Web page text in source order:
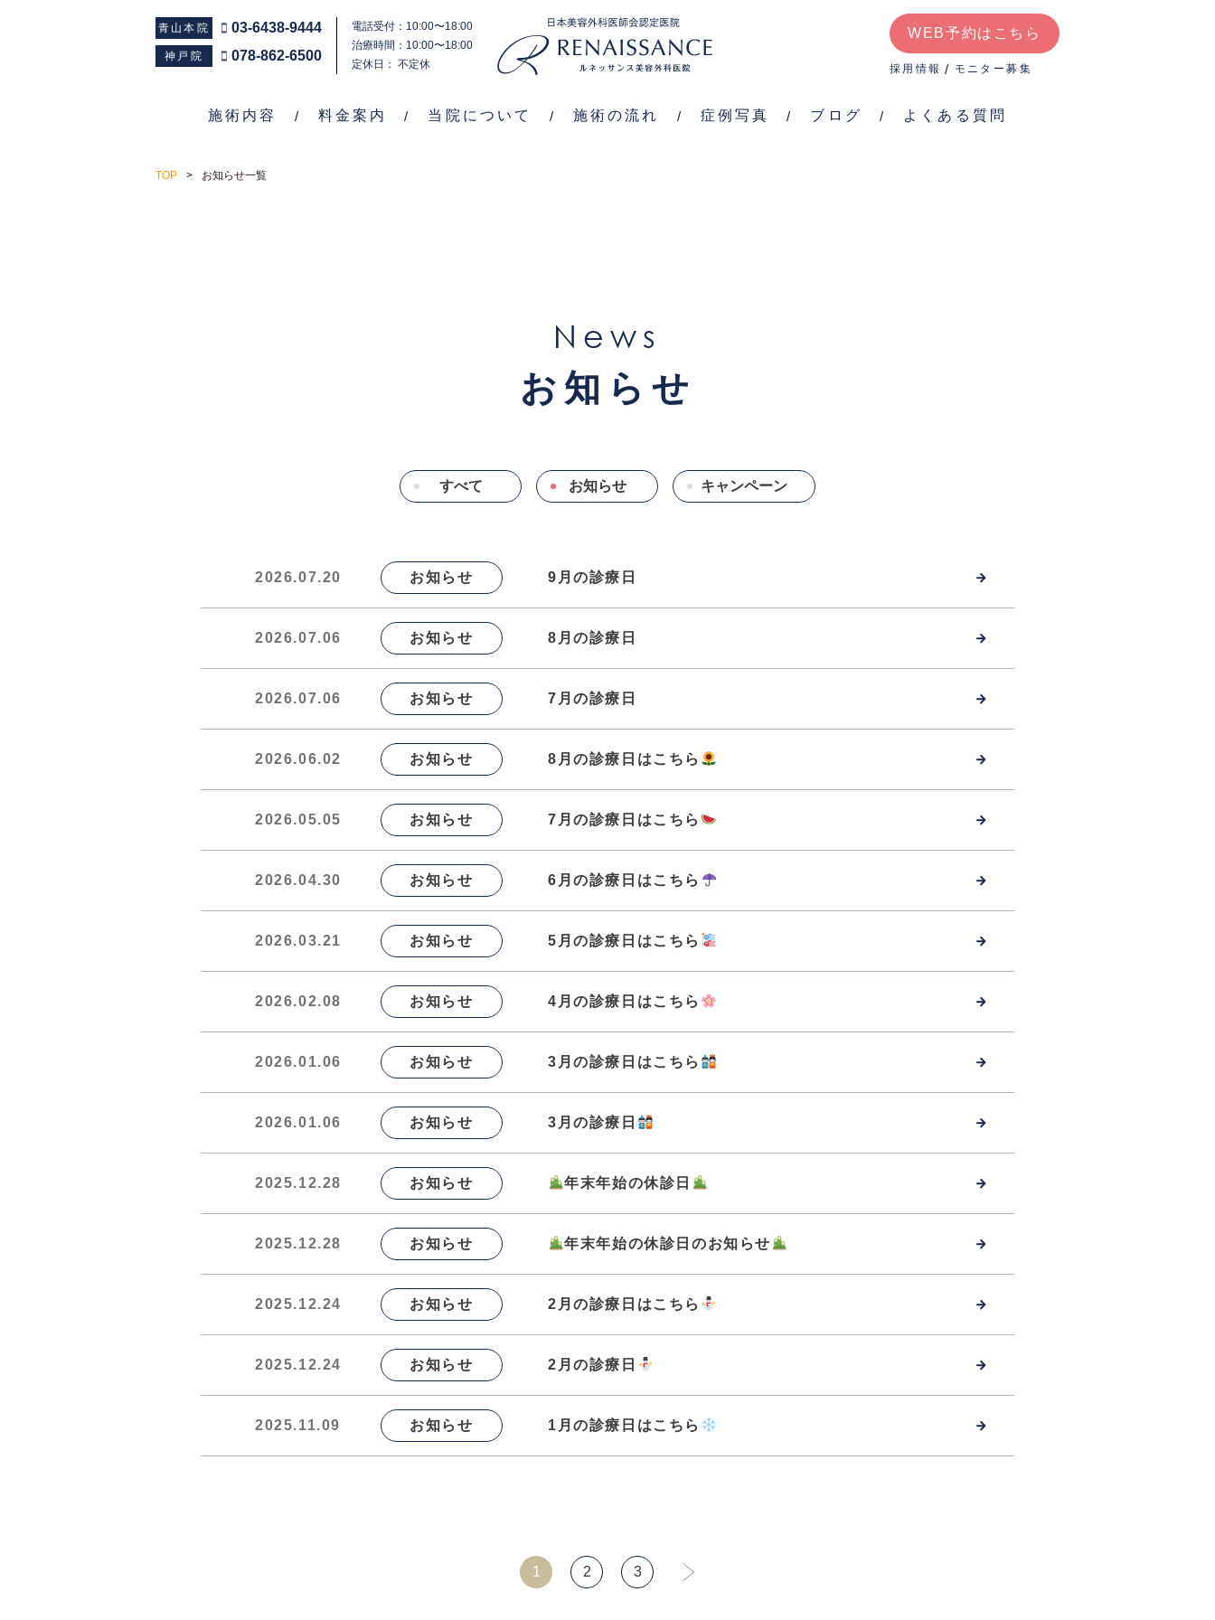
青山本院 03-6438-9444
神戸院 078-862-6500
電話受付：10:00〜18:00
治療時間：10:00〜18:00
定休日： 不定休
WEB予約はこちら
採用情報 モニター募集
施術内容 料金案内 当院について 施術の流れ 症例写真 ブログ よくある質問
施
術
料
当院
施術
の流
症
例
WEB予約はこちら
TOP お知らせ一覧
News
お知らせ
すべて お知らせ キャンペーン
2026.07.20 お知らせ 9月の診療日
2026.07.06 お知らせ 8月の診療日
2026.07.06 お知らせ 7月の診療日
2026.06.02 お知らせ 8月の診療日はこちら
2026.05.05 お知らせ 7月の診療日はこちら
2026.04.30 お知らせ 6月の診療日はこちら
2026.03.21 お知らせ 5月の診療日はこちら
2026.02.08 お知らせ 4月の診療日はこちら
2026.01.06 お知らせ 3月の診療日はこちら
2026.01.06 お知らせ 3月の診療日
2025.12.28 お知らせ 年末年始の休診日
2025.12.28 お知らせ 年末年始の休診日のお知らせ
2025.12.24 お知らせ 2月の診療日はこちら
2025.12.24 お知らせ 2月の診療日
2025.11.09 お知らせ 1月の診療日はこちら
1 2 3